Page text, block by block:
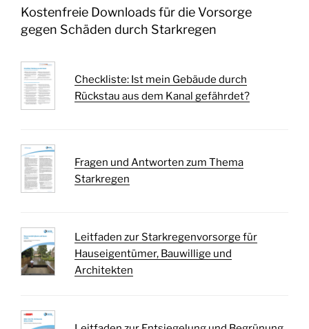
Kostenfreie Downloads für die Vorsorge
gegen Schäden durch Starkregen
Checkliste: Ist mein Gebäude durch
Rückstau aus dem Kanal gefährdet?
Fragen und Antworten zum Thema
Starkregen
Leitfaden zur Starkregenvorsorge für
Hauseigentümer, Bauwillige und
Architekten